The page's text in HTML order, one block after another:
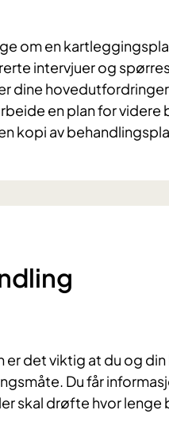
om en
intervjuer og
dine
en plan for videre
kopi av
er det viktig at du og
Du får
skal drøfte hvor lenge